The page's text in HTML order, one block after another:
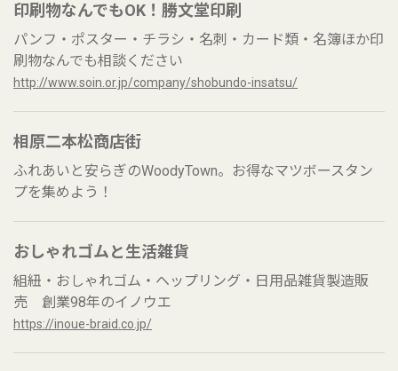
印刷物なんでもOK！勝文堂印刷
パンフ・ポスター・チラシ・名刺・カード類・名簿ほか印
刷物なんでも相談ください
http://www.soin.or.jp/company/shobundo-insatsu/
相原二本松商店街
ふれあいと安らぎのWoodyTown。お得なマツボースタン
プを集めよう！
おしゃれゴムと生活雑貨
組紐・おしゃれゴム・ヘップリング・日用品雑貨製造販
売 創業98年のイノウエ
https://inoue-braid.co.jp/